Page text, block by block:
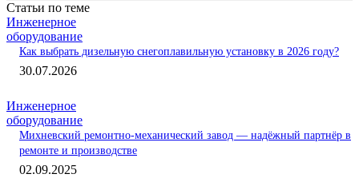
Статьи по теме
Инженерное
оборудование
Как выбрать дизельную снегоплавильную установку в 2026 году?
30.07.2026
Инженерное
оборудование
Михневский ремонтно-механический завод — надёжный партнёр в
ремонте и производстве
02.09.2025